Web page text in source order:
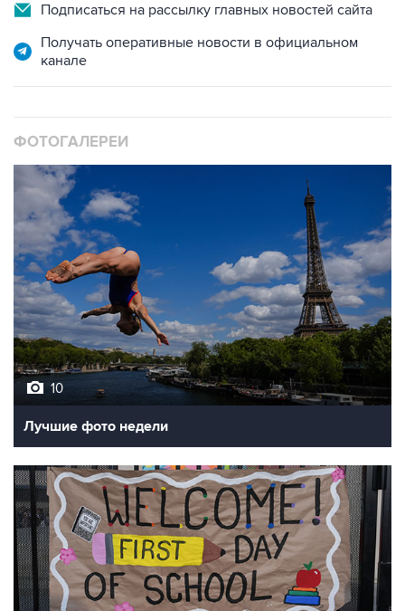
Подписаться на рассылку главных новостей сайта
Получать оперативные новости в официальном
канале
ФОТОГАЛЕРЕИ
10
Лучшие фото недели